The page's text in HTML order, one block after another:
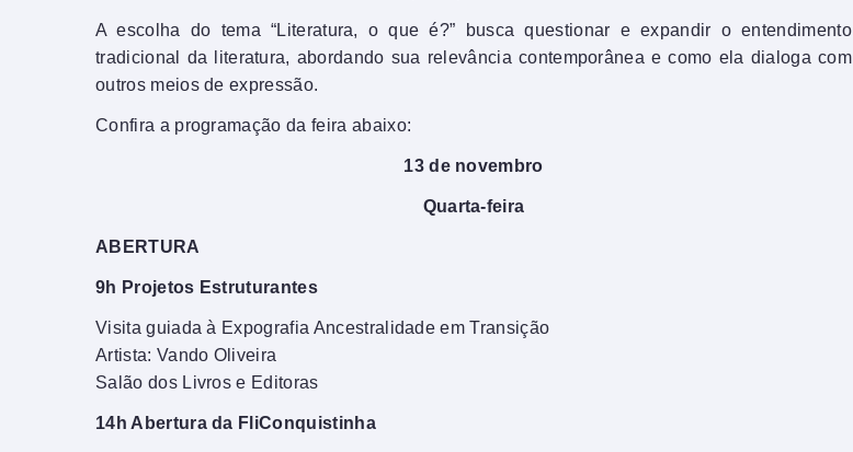
A escolha do tema “Literatura, o que é?” busca questionar e expandir o entendimento
tradicional da literatura, abordando sua relevância contemporânea e como ela dialoga com
outros meios de expressão.
Confira a programação da feira abaixo:
13 de novembro
Quarta-feira
ABERTURA
9h Projetos Estruturantes
Visita guiada à Expografia Ancestralidade em Transição
Artista: Vando Oliveira
Salão dos Livros e Editoras
14h Abertura da FliConquistinha